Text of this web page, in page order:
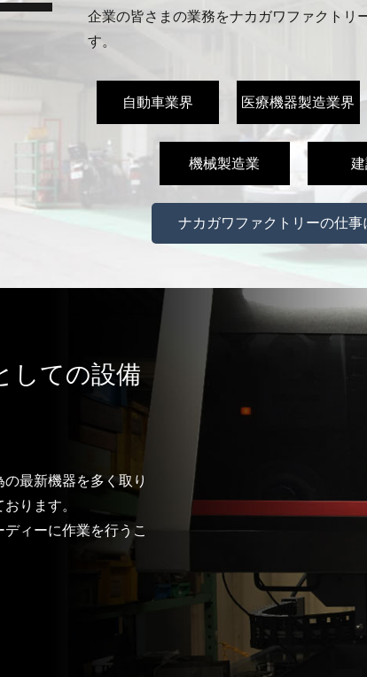
企業の皆さまの業務をナカガワファクトリ
す。
自動車業界 医療機器製造業界
機械製造業
ナカガワファクトリーの仕事
しての設備
最新機器を多く取り
ります。
ィーに作業を行うこ